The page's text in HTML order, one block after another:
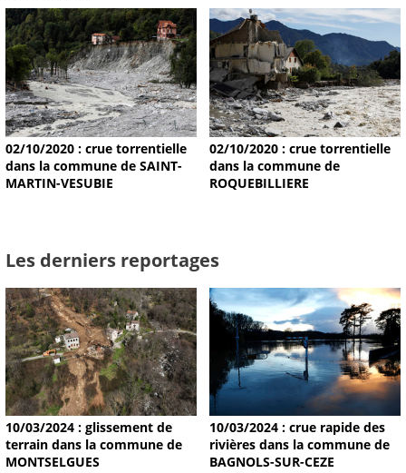
02/10/2020 : crue torrentielle
dans la commune de SAINT-
MARTIN-VESUBIE
02/10/2020 : crue torrentielle
dans la commune de
ROQUEBILLIERE
Les derniers reportages
10/03/2024 : glissement de
terrain dans la commune de
MONTSELGUES
10/03/2024 : crue rapide des
rivières dans la commune de
BAGNOLS-SUR-CEZE